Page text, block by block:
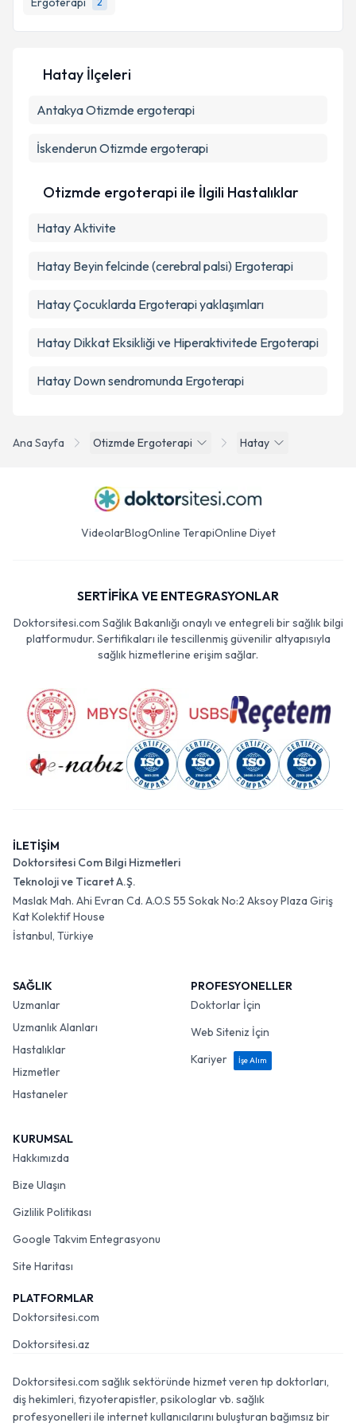
E-posta Adresiniz
Kişisel verilerimin işlenmesine ilişkin
kapsamda işlenmesini kabul ediyorum.
Takvim Talebini Gönder
Ana Sayfa Otizmde Ergoterapi Hatay
Hatay İlçeleri
AntakyaOtizmde ergoterapi
İskenderunOtizmde ergoterapi
Otizmde ergoterapi ile İlgili Hastalıklar
Hatay Aktivite
Hatay Beyin felcinde (cerebral palsi) Ergoterapi
Hatay Çocuklarda Ergoterapi yaklaşımları
Hatay Dikkat Eksikliği ve Hiperaktivitede Ergoterapi
Hatay Down sendromunda Ergoterapi
VideolarBlogOnline TerapiOnline Diyet
SERTİFİKA VE ENTEGRASYONLAR
Doktorsitesi.com Sağlık Bakanlığı onaylı ve entegreli bir sağlık bilgi
platformudur. Sertifikaları ile tescillenmiş güvenilir altyapısıyla
sağlık hizmetlerine erişim sağlar.
İLETİŞİM
Doktorsitesi Com Bilgi Hizmetleri
Teknoloji ve Ticaret A.Ş.
Maslak Mah. Ahi Evran Cd. A.O.S 55 Sokak No:2 Aksoy Plaza Giriş
Kat Kolektif House
İstanbul, Türkiye
SAĞLIK
Uzmanlar
Uzmanlık Alanları
Hastalıklar
Hizmetler
Hastaneler
PROFESYONELLER
Doktorlar İçin
Web Siteniz İçin
Kariyer
İşe Alım
KURUMSAL
Hakkımızda
Bize Ulaşın
Gizlilik Politikası
Google Takvim Entegrasyonu
Site Haritası
PLATFORMLAR
Doktorsitesi.com
Doktorsitesi.az
Doktorsitesi.com sağlık sektöründe hizmet veren tıp doktorları,
diş hekimleri, fizyoterapistler, psikologlar vb. sağlık
profesyonelleri ile internet kullanıcılarını buluşturan bağımsız bir